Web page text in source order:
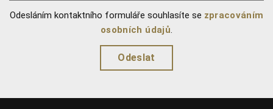
Odesláním kontaktního formuláře souhlasíte se zpracováním
osobních údajů.